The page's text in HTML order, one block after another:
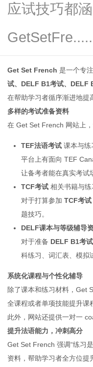
应试技巧都
Get Set French 是一个专
试、DELF B1考试、DELF
在帮助学习者循序渐进地提
多样的考试准备资料
在 Get Set French 网站上
TEF法语考试 课本与练
平台上有面向 TEF
让备考者能在真实考试
TCF考试 相关书籍与练
对于打算参加 TCF考试
题技巧。
DELF课本与等级辅导
对于准备 DELF B1考试
科练习、词汇表、模拟
系统化课程与个性化辅导
除了课本和练习材料，Get
全课程或者单项技能提升课
此外，网站还提供一对一
提升法语能力，冲刺高分
Get Set French 强调“练习
资料，帮助学习者全方位